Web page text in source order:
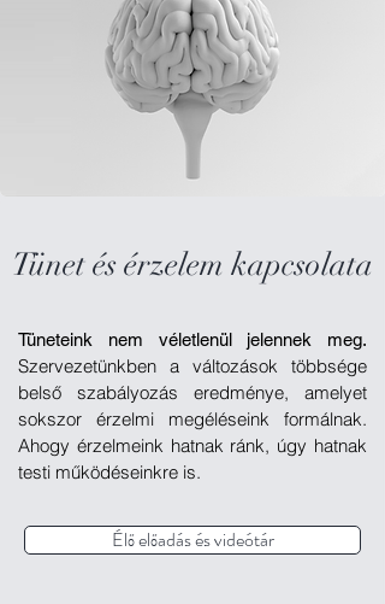
Tünet és érzelem kapcsolata
Tüneteink nem véletlenül jelennek meg.
Szervezetünkben a változások többsége
belső szabályozás eredménye, amelyet
sokszor érzelmi megéléseink formálnak.
Ahogy érzelmeink hatnak ránk, úgy hatnak
testi működéseinkre is.
Élő előadás és videótár